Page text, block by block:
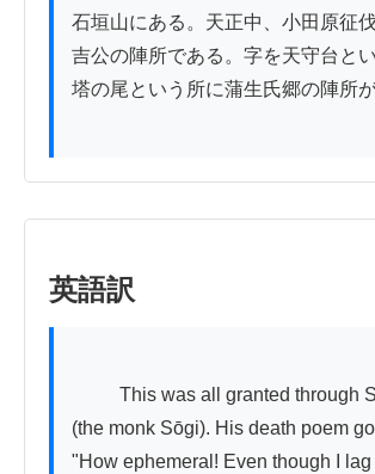
石垣山にある。天正中、小田原征
吉公の陣所である。字を天守台と
塔の尾という所に蒲生氏郷の陣所が
英語訳
(the monk Sōgi). His death poem
"How ephemeral! Even though I lag